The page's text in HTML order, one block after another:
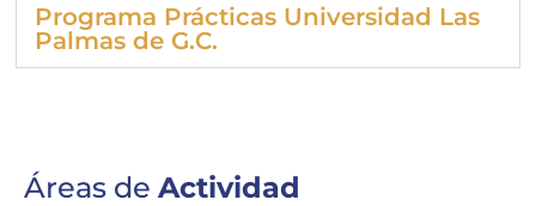
Programa Prácticas Universidad Las
Palmas de G.C.
Áreas de Actividad